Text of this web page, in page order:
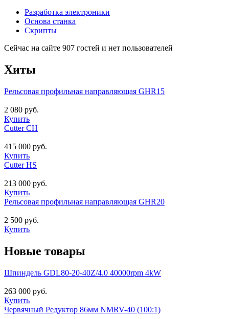
Разработка электроники
Основа станка
Скрипты
Сейчас на сайте 907 гостей и нет пользователей
Хиты
Рельсовая профильная направляющая GHR15
2 080 руб.
Купить
Cutter CH
415 000 руб.
Купить
Cutter HS
213 000 руб.
Купить
Рельсовая профильная направляющая GHR20
2 500 руб.
Купить
Новые товары
Шпиндель GDL80-20-40Z/4.0 40000rpm 4kW
263 000 руб.
Купить
Червячный Редуктор 86мм NMRV-40 (100:1)